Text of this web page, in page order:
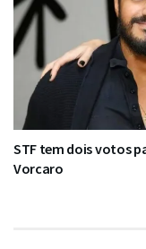
STF tem dois votos
Vorcaro